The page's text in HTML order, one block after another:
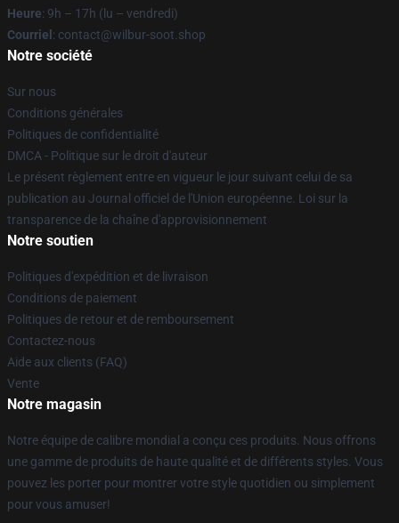
Heure: 9h – 17h (lu – vendredi)
Courriel : contact@wilbur-soot.shop
Notre société
Sur nous
Conditions générales
Politiques de confidentialité
DMCA - Politique sur le droit d'auteur
Le présent règlement entre en vigueur le jour suivant celui de sa
publication au Journal officiel de l'Union européenne. Loi sur la
transparence de la chaîne d'approvisionnement
Notre soutien
Politiques d'expédition et de livraison
Conditions de paiement
Politiques de retour et de remboursement
Contactez-nous
Aide aux clients (FAQ)
Vente
Notre magasin
Notre équipe de calibre mondial a conçu ces produits. Nous offrons
une gamme de produits de haute qualité et de différents styles. Vous
pouvez les porter pour montrer votre style quotidien ou simplement
pour vous amuser!